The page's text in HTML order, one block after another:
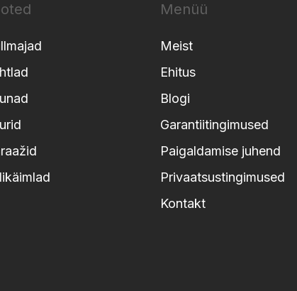
Menüü
Meist
Ehitus
Blogi
Garantiitingimused
Paigaldamise juhend
Privaatsustingimused
Kontakt